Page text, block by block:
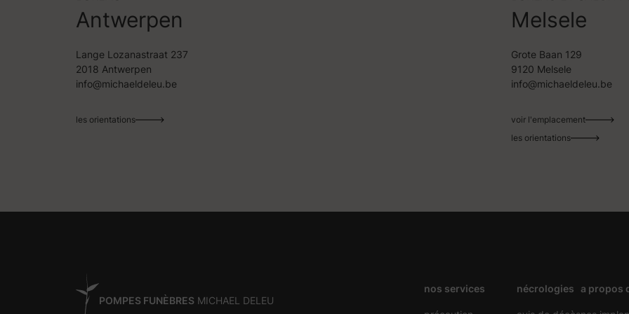
Antwerpen
Lange Lozanastraat 237
2018 Antwerpen
info@michaeldeleu.be
les orientations
Melsele
Grote Baan 129
9120 Melsele
info@michaeldeleu.be
voir l'emplacement
les orientations
POMPES FUNÈBRES MICHAEL DELEU
nos services nécrologies a propos